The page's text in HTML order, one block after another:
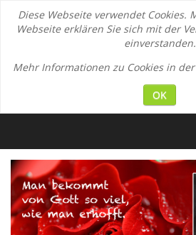
Diese Webseite verwendet Cookies.
Webseite erklären Sie sich mit der
einverstanden.
Mehr Informationen zu Cookies in der
OK